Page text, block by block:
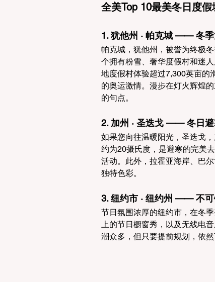
全美Top 10最美冬日度假
1. 犹他州 · 帕克城 —— 冬
帕克城，犹他州，被誉为终极
个拥有粉雪、奢华度假村和迷
地度假村体验超过7,300英亩的
的奥运激情。漫步在灯火辉煌
的句点。
2. 加州 · 圣迭戈 —— 冬日
如果您向往温暖阳光，圣迭戈
约为20摄氏度，是避寒的完美
活动。此外，拉霍亚海岸、巴
独特色彩。
3. 纽约市 · 纽约州 —— 不
节日氛围浓厚的纽约市，在冬
上的节日橱窗秀，以及无线电
潮众多，但只要提前规划，依